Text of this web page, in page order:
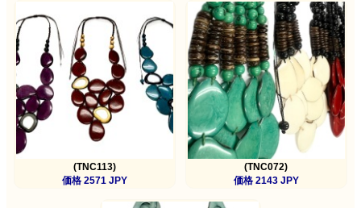
(TNC113)
価格 2571 JPY
(TNC072)
価格 2143 JPY